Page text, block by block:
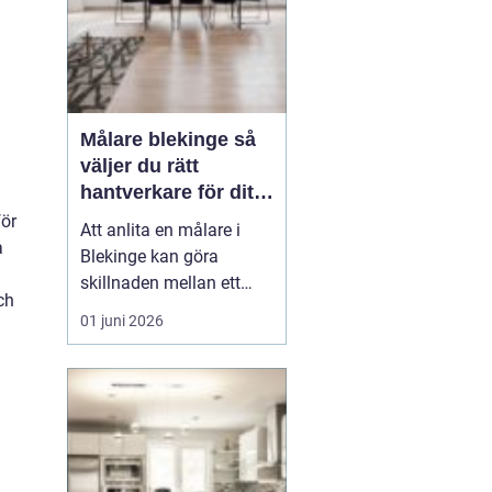
Målare blekinge så
väljer du rätt
hantverkare för ditt
projekt
Att anlita en målare i
Blekinge kan göra
skillnaden mellan ett
halvbra resultat och ett
hem eller en lokal som
trivsam och hållbar över
tid. En skicklig målare
hjälper inte bara till med
själva målningen, utan
01 juni 2026